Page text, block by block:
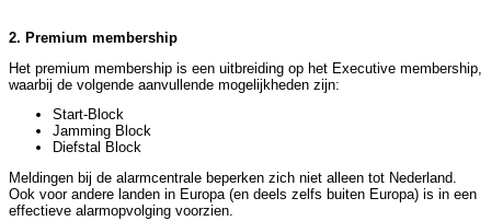
2. Premium membership
Het premium membership is een uitbreiding op het Executive membership,
waarbij de volgende aanvullende mogelijkheden zijn:
Start-Block
Jamming Block
Diefstal Block
Meldingen bij de alarmcentrale beperken zich niet alleen tot Nederland.
Ook voor andere landen in Europa (en deels zelfs buiten Europa) is in een
effectieve alarmopvolging voorzien.